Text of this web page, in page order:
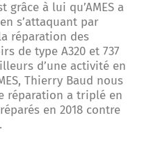
grâce à lui qu’AMES a
s’attaquant par
réparation des
de type A320 et 737
d’une activité en
Thierry Baud nous
réparation a triplé en
en 2018 contre